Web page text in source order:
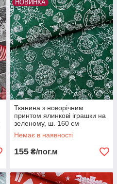
НОВИНКА
Тканина з новорічним
принтом ялинкові іграшки на
зеленому, ш. 160 см
Немає в наявності
155 ₴/пог.м